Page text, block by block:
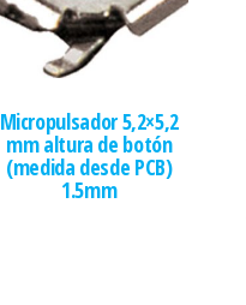
Micropulsador 5,2×5,2
mm altura de botón
(medida desde PCB)
1.5mm